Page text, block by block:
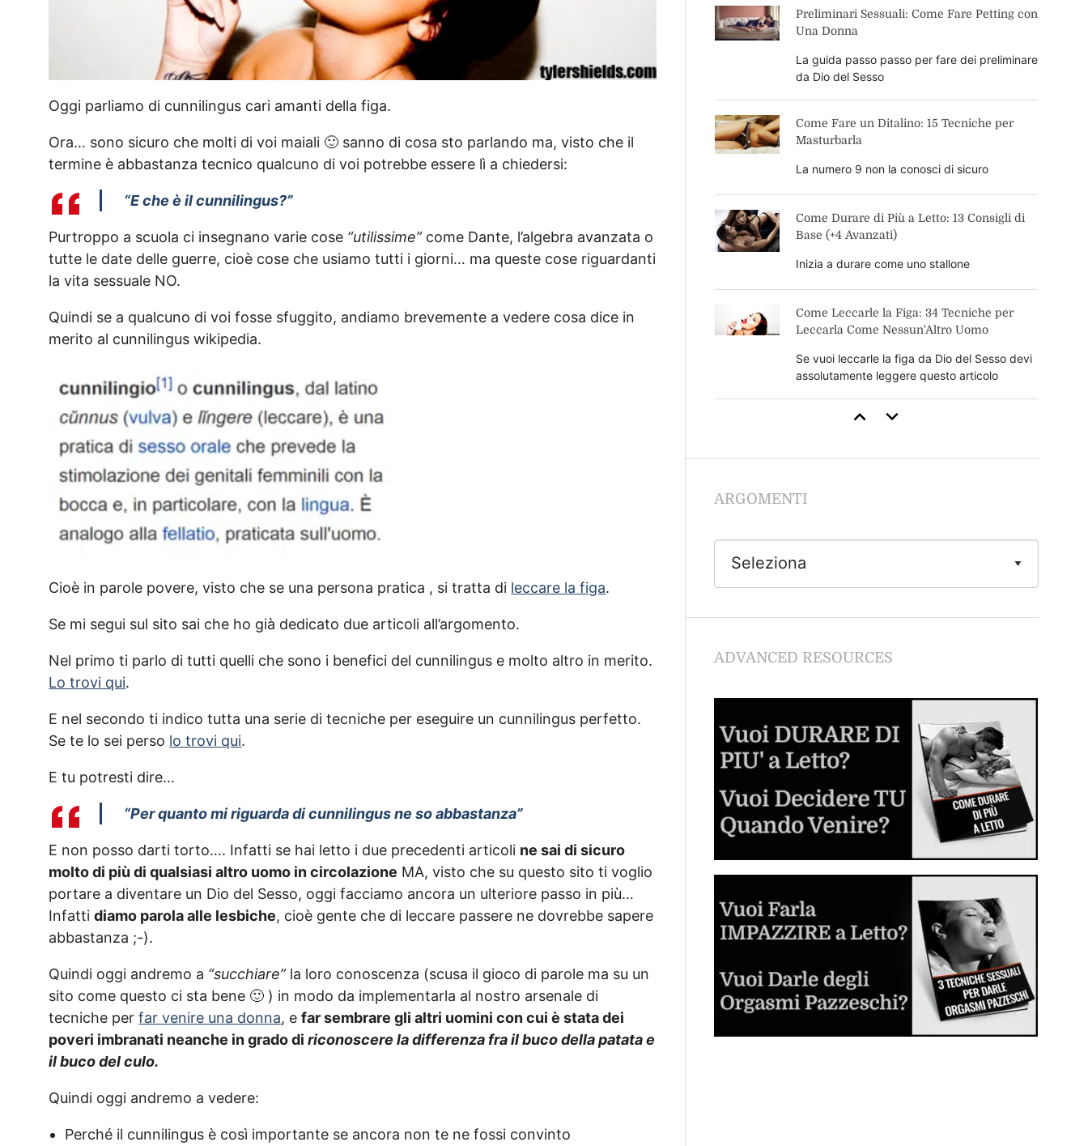
Oggi parliamo di cunnilingus cari amanti della figa.
Ora… sono sicuro che molti di voi maiali 🙂 sanno di cosa sto parlando ma, visto che il
termine è abbastanza tecnico qualcuno di voi potrebbe essere lì a chiedersi:
“E che è il cunnilingus?”
Purtroppo a scuola ci insegnano varie cose “utilissime”come Dante, l’algebra avanzata o
tutte le date delle guerre, cioè cose che usiamo tutti i giorni… ma queste cose riguardanti
la vita sessuale NO.
Quindi se a qualcuno di voi fosse sfuggito, andiamo brevemente a vedere cosa dice in
merito al cunnilingus wikipedia.
Cioè in parole povere, visto che se una persona pratica , si tratta di leccare la figa.
Se mi segui sul sito sai che ho già dedicato due articoli all’argomento.
Nel primo ti parlo di tutti quelli che sono i benefici del cunnilingus e molto altro in merito.
Lo trovi qui.
E nel secondo ti indico tutta una serie di tecniche per eseguire un cunnilingus perfetto.
Se te lo sei perso lo trovi qui.
E tu potresti dire…
“Per quanto mi riguarda di cunnilingus ne so abbastanza”
E non posso darti torto…. Infatti se hai letto i due precedenti articoli ne sai di sicuro
molto di più di qualsiasi altro uomo in circolazione MA, visto che su questo sito ti voglio
portare a diventare un Dio del Sesso, oggi facciamo ancora un ulteriore passo in più…
Infattidiamo parola alle lesbiche, cioè gente che di leccare passere ne dovrebbe sapere
abbastanza ;-).
Quindi oggi andremo a “succhiare”la loro conoscenza (scusa il gioco di parole ma su un
sito come questo ci sta bene 🙂 ) in modo da implementarla al nostro arsenale di
tecniche perfar venire una donna, efar sembrare gli altri uomini con cui è stata dei
poveri imbranati neanche in grado diriconoscere la differenza fra il buco della patata e
il buco del culo.
Quindi oggi andremo a vedere:
Perché il cunnilingus è così importante se ancora non te ne fossi convinto
Preliminari Sessuali: Come Fare Petting con
Una Donna
La guida passo passo per fare dei preliminare
da Dio del Sesso
Come Fare un Ditalino: 15 Tecniche per
Masturbarla
La numero 9 non la conosci di sicuro
Come Durare di Più a Letto: 13 Consigli di
Base (+4 Avanzati)
Inizia a durare come uno stallone
Come Leccarle la Figa: 34 Tecniche per
Leccarla Come Nessun'Altro Uomo
Se vuoi leccarle la figa da Dio del Sesso devi
assolutamente leggere questo articolo
Come Stimolare il Clitoride
penetrazione anale in piena sicurezza.
Inizia a sperimentare e divertirti
Dilatatore Anale (Butt Plug o Anal Plug)
Cos'è, come si usa e come scegliere il
Sesso Anale per la Prima Volta
La guida step by step per sverginarla dal
culo
ARGOMENTI
ADVANCED RESOURCES